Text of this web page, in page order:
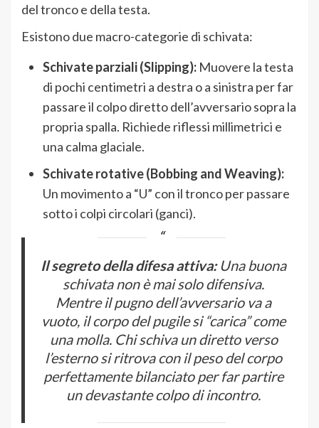
del tronco e della testa.
Esistono due macro-categorie di schivata:
Schivate parziali (Slipping): Muovere la testa
di pochi centimetri a destra o a sinistra per far
passare il colpo diretto dell’avversario sopra la
propria spalla. Richiede riflessi millimetrici e
una calma glaciale.
Schivate rotative (Bobbing and Weaving):
Un movimento a “U” con il tronco per passare
sotto i colpi circolari (ganci).
Il segreto della difesa attiva:Una buona
schivata non è mai solo difensiva.
Mentre il pugno dell’avversario va a
vuoto, il corpo del pugile si “carica” come
una molla. Chi schiva un diretto verso
l’esterno si ritrova con il peso del corpo
perfettamente bilanciato per far partire
un devastante colpo di incontro.